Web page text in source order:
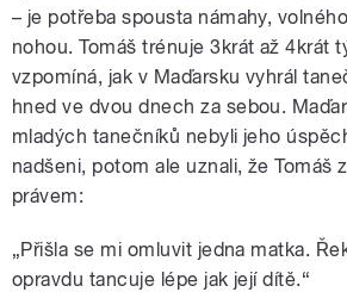
– je potřeba spousta námahy,
nohou. Tomáš trénuje 3krát až 4krát
vzpomíná, jak v Maďarsku vyhrál
hned ve dvou dnech za sebou.
mladých tanečníků nebyli jeho
nadšeni, potom ale uznali, že Tomáš
právem:
„Přišla se mi omluvit jedna matka.
opravdu tancuje lépe jak její dítě.“